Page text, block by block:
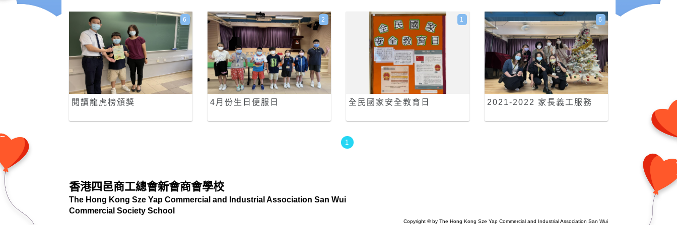
閱讀龍虎榜頒獎
6
4月份生日便服日
2
全民國家安全教育日
1
2021-2022 家長義工服務
6
1
香港四邑商工總會新會商會學校
The Hong Kong Sze Yap Commercial and Industrial Association San Wui
Commercial Society School
Copyright © by The Hong Kong Sze Yap Commercial and Industrial Association San Wui